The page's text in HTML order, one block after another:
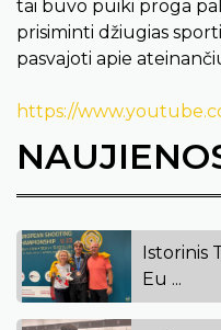
tai buvo puiki proga
prisiminti džiugias
pasvajoti apie
https://
Istorinis
Eu ...